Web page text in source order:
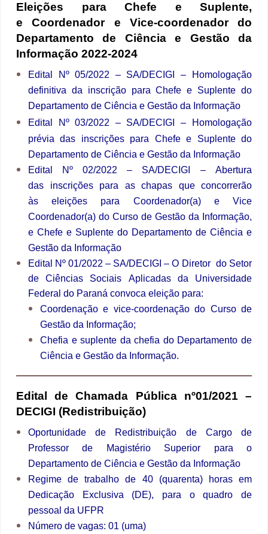
Eleições para Chefe e Suplente,
e Coordenador e Vice-coordenador do
Departamento de Ciência e Gestão da
Informação 2022-2024
Edital Nº 05/2022 – SA/DECIGI –
Homologação
definitiva da inscrição para Chefe e Suplente do
Departamento de Ciência e Gestão da Informação
Edital Nº 03/2022 – SA/DECIGI
–
Homologação
prévia das inscrições para Chefe e Suplente do
Departamento de Ciência e Gestão da Informação
Edital Nº 02/2022 – SA/DECIGI – Abertura
das inscrições para as chapas que concorrerão
às eleições para Coordenador(a) e Vice
Coordenador(a) do Curso de Gestão da Informação,
e Chefe e Suplente do Departamento de Ciência e
Gestão da Informação
Edital Nº 01/2022 – SA/DECIGI – O Diretor do Setor
de Ciências Sociais Aplicadas da Universidade
Federal do Paraná convoca eleição para:
Coordenação e vice-coordenação do Curso de
Gestão da Informação;
Chefia e suplente da chefia do Departamento de
Ciência e Gestão da Informação.
Edital de Chamada Pública nº01/2021 –
DECIGI (Redistribuição)
Oportunidade de Redistribuição de Cargo de
Professor de Magistério Superior para o
Departamento de Ciência e Gestão da Informação
Regime de trabalho de 40 (quarenta) horas em
Dedicação Exclusiva (DE), para o quadro de
pessoal da UFPR
Número de vagas: 01 (uma)